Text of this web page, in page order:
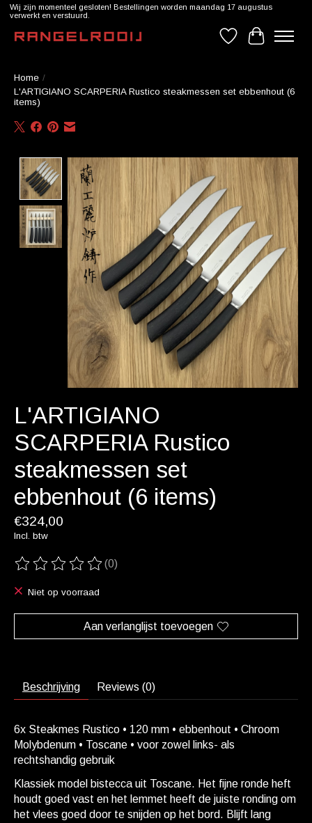
Wij zijn momenteel gesloten! Bestellingen worden maandag 17 augustus
verwerkt en verstuurd.
Verlanglijst
Home /
L'ARTIGIANO SCARPERIA Rustico steakmessen set ebbenhout (6
items)
Product image slideshow Items
L'ARTIGIANO
SCARPERIA Rustico
steakmessen set
ebbenhout (6 items)
€324,00
Incl. btw
De beoordeling van dit product is
(0)
Niet op voorraad
Aan verlanglijst toevoegen
Beschrijving Reviews (0)
6x Steakmes Rustico • 120 mm • ebbenhout • Chroom
Molybdenum • Toscane • voor zowel links- als
rechtshandig gebruik
Klassiek model bistecca uit Toscane. Het fijne ronde heft
houdt goed vast en het lemmet heeft de juiste ronding om
het vlees goed door te snijden op het bord. Blijft lang